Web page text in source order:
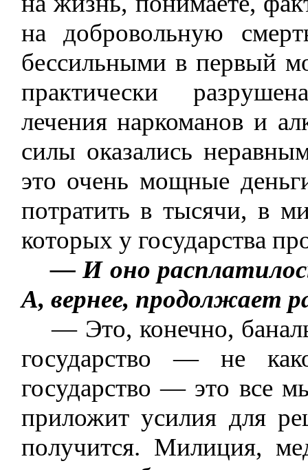
на добровольную
бессильными в первый
практически
лечения наркоманов и
силы оказались
это очень мощные
потратить в тысячи, в
которых у государства
— И оно
А, вернее, продолжает
— Это, конечно,
государство — не
государство — это все
приложит усилия для
получится. Милиция,